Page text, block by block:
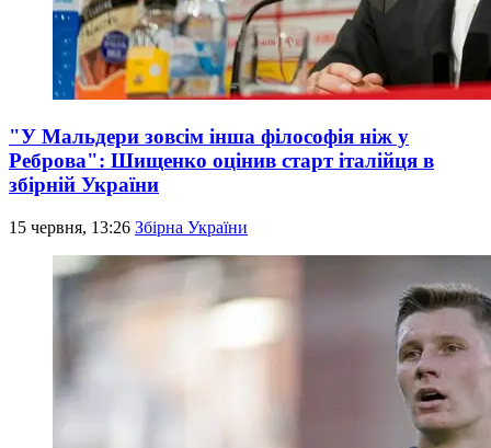
"У Мальдери зовсім інша філософія ніж у
Реброва": Шищенко оцінив старт італійця в
збірній України
15 червня, 13:26 Збірна України